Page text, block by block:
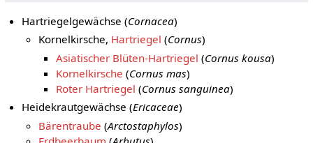
Hartriegelgewächse (Cornacea)
Kornelkirsche, Hartriegel (Cornus)
Asiatischer Blüten-Hartriegel (Cornus kousa)
Kornelkirsche (Cornus mas)
Roter Hartriegel (Cornus sanguinea)
Heidekrautgewächse (Ericaceae)
Bärentraube (Arctostaphylos)